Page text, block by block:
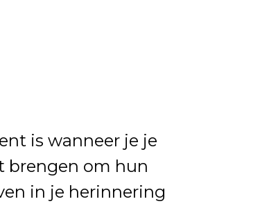
is wanneer je je
brengen om hun
in je herinnering